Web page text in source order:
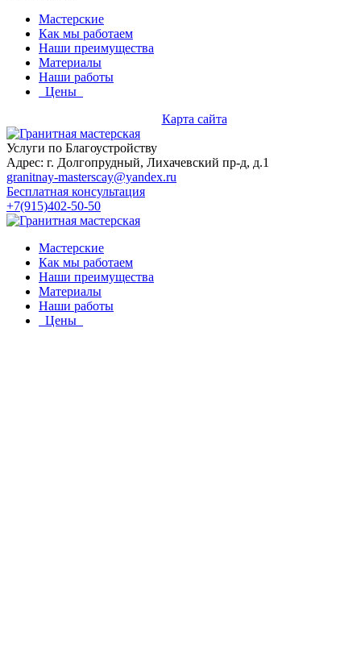
Мастерские
Как мы работаем
Наши преимущества
Материалы
Наши работы
Цены
Карта сайта
Услуги по Благоустройству
Адрес: г. Долгопрудный, Лихачевский пр-д, д.1
granitnay-masterscay@yandex.ru
Бесплатная консультация
+7(915)402-50-50
Мастерские
Как мы работаем
Наши преимущества
Материалы
Наши работы
Цены